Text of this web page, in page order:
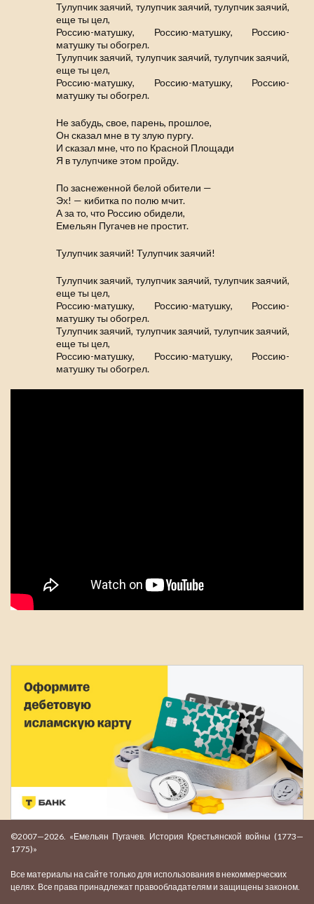
Тулупчик заячий, тулупчик заячий, тулупчик заячий,
еще ты цел,
Россию-матушку, Россию-матушку, Россию-
матушку ты обогрел.
Тулупчик заячий, тулупчик заячий, тулупчик заячий,
еще ты цел,
Россию-матушку, Россию-матушку, Россию-
матушку ты обогрел.
Не забудь, свое, парень, прошлое,
Он сказал мне в ту злую пургу.
И сказал мне, что по Красной Площади
Я в тулупчике этом пройду.
По заснеженной белой обители —
Эх! — кибитка по полю мчит.
А за то, что Россию обидели,
Емельян Пугачев не простит.
Тулупчик заячий! Тулупчик заячий!
Тулупчик заячий, тулупчик заячий, тулупчик заячий,
еще ты цел,
Россию-матушку, Россию-матушку, Россию-
матушку ты обогрел.
Тулупчик заячий, тулупчик заячий, тулупчик заячий,
еще ты цел,
Россию-матушку, Россию-матушку, Россию-
матушку ты обогрел.
©2007—2026. «Емельян Пугачев. История Крестьянской войны (1773—
1775)»
Все материалы на сайте только для использования в некоммерческих
целях. Все права принадлежат правообладателям и защищены законом.